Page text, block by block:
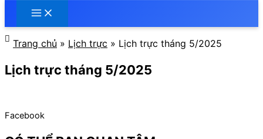
Trang chủ » Lịch trực » Lịch trực tháng 5/2025
Lịch trực tháng 5/2025
Facebook